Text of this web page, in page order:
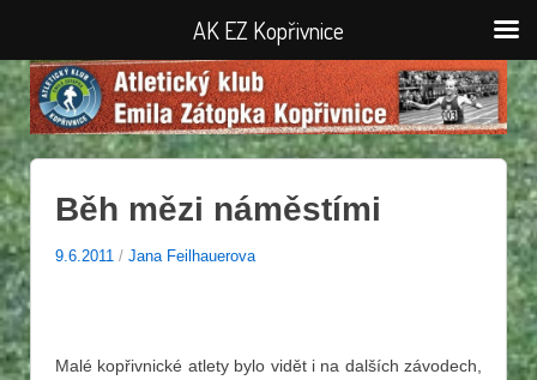
Běh mězi náměstími
9.6.2011 / Jana Feilhauerova
Malé kopřivnické atlety bylo vidět i na dalších závodech,
AK EZ Kopřivnice